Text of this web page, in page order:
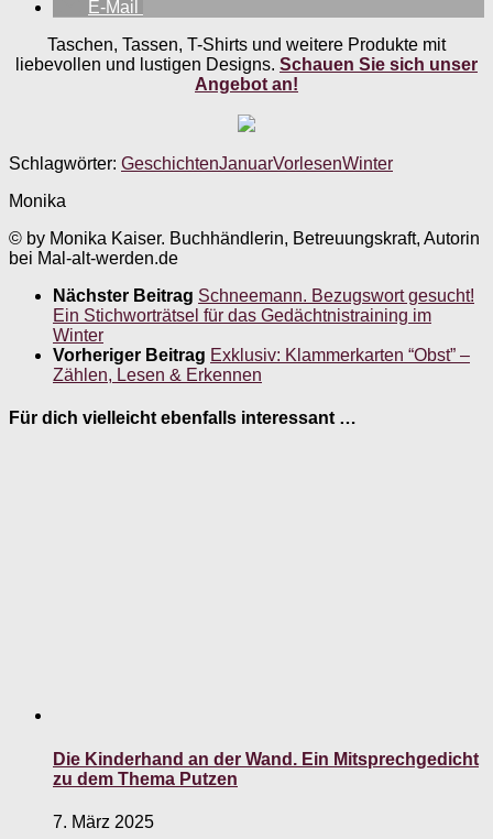
E-Mail
Taschen, Tassen, T-Shirts und weitere Produkte mit
liebevollen und lustigen Designs. Schauen Sie sich unser
Angebot an!
Schlagwörter: GeschichtenJanuarVorlesenWinter
Monika
© by Monika Kaiser. Buchhändlerin, Betreuungskraft, Autorin
bei Mal-alt-werden.de
Nächster Beitrag Schneemann. Bezugswort gesucht!
Ein Stichworträtsel für das Gedächtnistraining im
Winter
Vorheriger Beitrag Exklusiv: Klammerkarten “Obst” –
Zählen, Lesen & Erkennen
Für dich vielleicht ebenfalls interessant …
Die Kinderhand an der Wand. Ein Mitsprechgedicht
zu dem Thema Putzen
7. März 2025